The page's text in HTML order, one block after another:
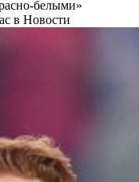
белыми»
в Новости